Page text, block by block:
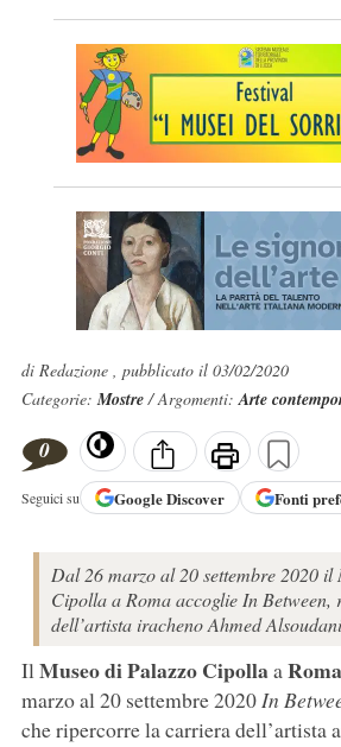
di Redazione , pubblicato il 03/02/2020
Categorie:Mostre/ Argomenti:Arte
0
Seguici su GoogleDiscover Fonti
Dal 26 marzo al 20 settembre 2020 il
Cipolla a Roma accoglie In Between,
dell’artista iracheno Ahmed
IlMuseo di Palazzo CipollaaRoma
marzo al 20 settembre 2020In
che ripercorre la carriera dell’artista